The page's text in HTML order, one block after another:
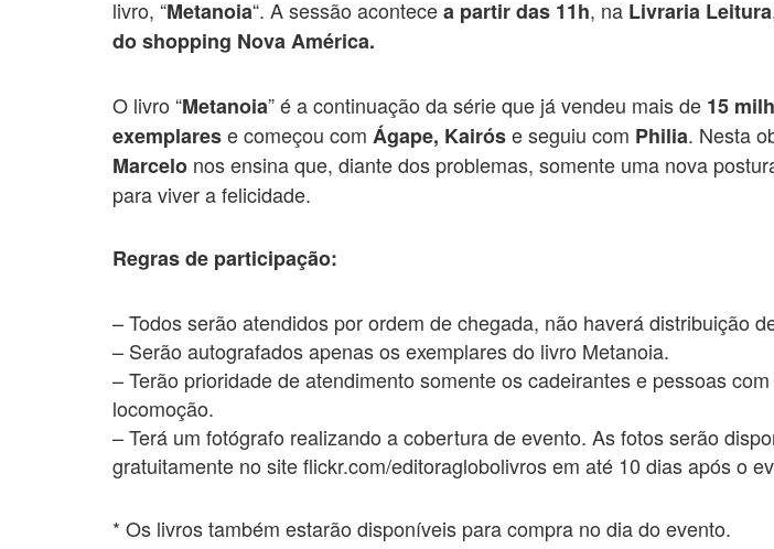
livro, “Metanoia“. A sessão acontecea partir das 11h, na Livraria Leitura
do shopping Nova América.
O livro “Metanoia” é a continuação da série que já vendeu mais de 15
exemplarese começou com Ágape, Kairóse seguiu com Philia. Nesta
Marcelo nos ensina que, diante dos problemas, somente uma nova
para viver a felicidade.
Regras de participação:
– Todos serão atendidos por ordem de chegada, não haverá distribuição
– Serão autografados apenas os exemplares do livro Metanoia.
– Terão prioridade de atendimento somente os cadeirantes e pessoas
locomoção.
– Terá um fotógrafo realizando a cobertura de evento. As fotos serão
gratuitamente no site flickr.com/editoraglobolivros em até 10 dias após o
* Os livros também estarão disponíveis para compra no dia do evento.